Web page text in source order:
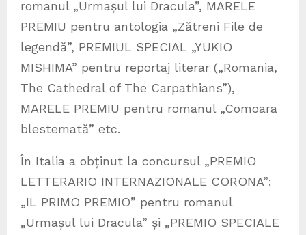
romanul „Urmașul lui Dracula”, MARELE
PREMIU pentru antologia „Zătreni File de
legendă”, PREMIUL SPECIAL „YUKIO
MISHIMA” pentru reportaj literar („Romania,
The Cathedral of The Carpathians”),
MARELE PREMIU pentru romanul „Comoara
blestemată” etc.
În Italia a obținut la concursul „PREMIO
LETTERARIO INTERNAZIONALE CORONA”:
„IL PRIMO PREMIO” pentru romanul
„Urmașul lui Dracula” și „PREMIO SPECIALE